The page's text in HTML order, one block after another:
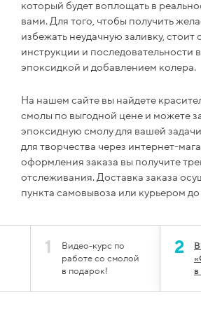
который будет воплощать в
вами. Для того, чтобы получить
избежать неудачную заливку, стоит
инструкции и последовательности
эпоксидкой и добавлением колера.
На нашем сайте вы найдете
смолы по выгодной цене и можете
эпоксидную смолу для вашей
для творчества через интернет-
оформления заказа вы получите
отслеживания. Доставка заказа
пункта самовывоза или курьером
1
Видео-курс по
работе со смолой
в подарок!
2